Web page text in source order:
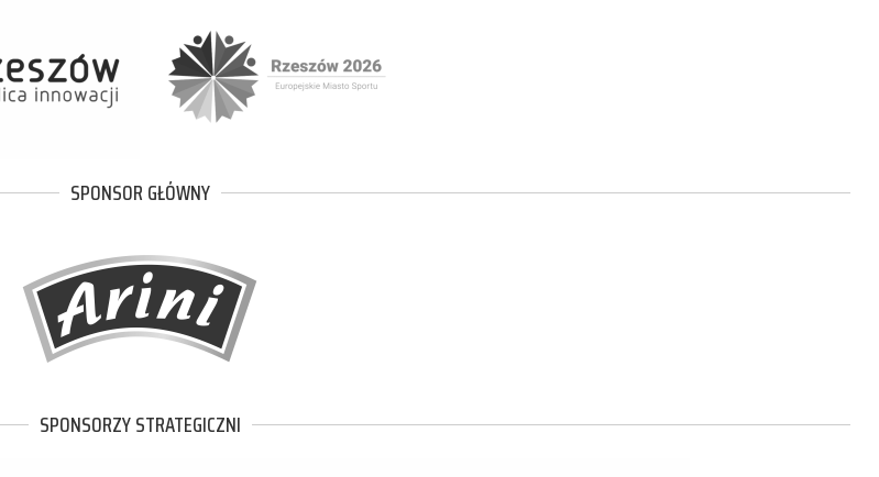
SPONSOR GŁÓWNY
SPONSORZY STRATEGICZNI